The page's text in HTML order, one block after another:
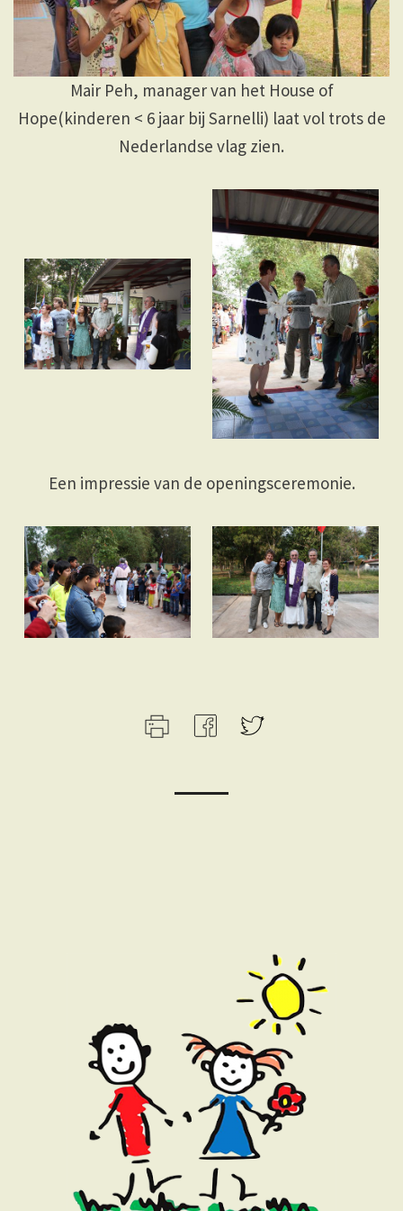
Mair Peh, manager van het House of
Hope(kinderen < 6 jaar bij Sarnelli) laat vol trots de
Nederlandse vlag zien.
Een impressie van de openingsceremonie.